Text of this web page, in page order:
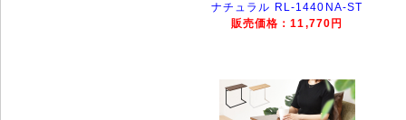
ナチュラル RL-1440NA-ST
販売価格：11,770円